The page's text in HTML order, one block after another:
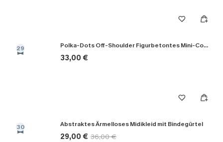
29 Polka-Dots Off-Shoulder Figurbetontes Mini-Cocktailkleid
33,00 €
30 Abstraktes Ärmelloses Midikleid mit Bindegürtel
29,00 € 36,00 €